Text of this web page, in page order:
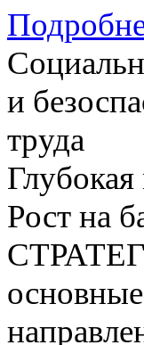
и
труда
Рост на
основные